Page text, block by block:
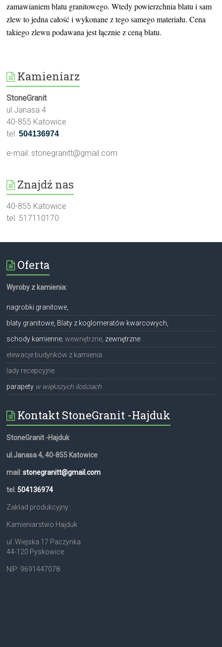
zamawianiem blatu granitowego. Wtedy powierzchnia blatu i sam
zlew to jedna całość i wykonane z tego samego materiału. Cena
takiego zlewu podawana jest łącznie z ceną blatu.
Kamieniarz
StoneGranit
ul.Janasa 4
40-855 Katowice
tel. 504136974
e-mail: stonegranitt@gmail.com
Znajdź nas
40-855 Katowice
tel. 517110170
Oferta
Wyroby z kamienia:
nagrobki granitowe,
blaty granitowe, Blaty z koglomeratów kwarcowych,
schody kamienne; wewnętrzne, zewnętrzne
elewacje budynków z kamienia
lady recepcyjne
parapety w większych ilościach
Kontakt StoneGranit -Hajduk
StoneGranit -Hajduk
ul.Janasa 4, 40-855 Katowice
mail:stonegranitt@gmail.com
tel. 504136974
Zakład produkcyjny :
Kamieniarstwo Hajduk
ul. Wiejska 17 Paczynka
44-120 Pyskowice
NIP: 9691447078